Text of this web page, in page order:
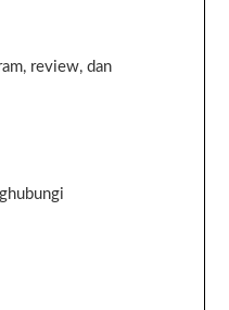
review, dan